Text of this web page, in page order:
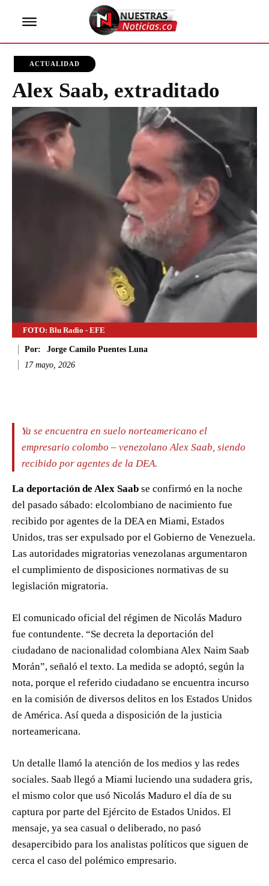
ACTUALIDAD
Alex Saab, extraditado
FOTO: Blu Radio - EFE
Por:
Jorge Camilo Puentes Luna
17 mayo, 2026
Ya se encuentra en suelo norteamericano el
empresario colombo – venezolano Alex Saab, siendo
recibido por agentes de la DEA.
La deportación de Alex Saab se confirmó en la noche
del pasado sábado: elcolombiano de nacimiento fue
recibido por agentes de la DEA en Miami, Estados
Unidos, tras ser expulsado por el Gobierno de Venezuela.
Las autoridades migratorias venezolanas argumentaron
el cumplimiento de disposiciones normativas de su
legislación migratoria.
El comunicado oficial del régimen de Nicolás Maduro
fue contundente. “Se decreta la deportación del
ciudadano de nacionalidad colombiana Alex Naim Saab
Morán”, señaló el texto. La medida se adoptó, según la
nota, porque el referido ciudadano se encuentra incurso
en la comisión de diversos delitos en los Estados Unidos
de América. Así queda a disposición de la justicia
norteamericana.
Un detalle llamó la atención de los medios y las redes
sociales. Saab llegó a Miami luciendo una sudadera gris,
el mismo color que usó Nicolás Maduro el día de su
captura por parte del Ejército de Estados Unidos. El
mensaje, ya sea casual o deliberado, no pasó
desapercibido para los analistas políticos que siguen de
cerca el caso del polémico empresario.